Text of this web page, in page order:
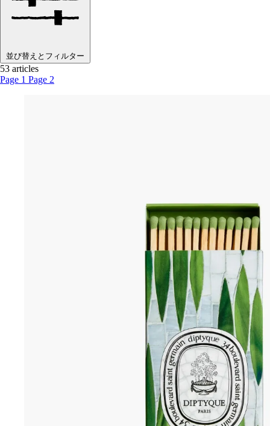
並び替えとフィルター
53 articles
Page 1 Page 2